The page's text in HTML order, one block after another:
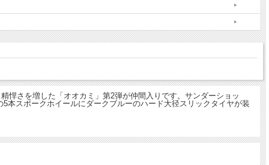
悍さを増した「オオカミ」第2弾が仲間入りです。サンダーショッ
本スポークホイールにダークブルーのハード大径スリックタイヤが装